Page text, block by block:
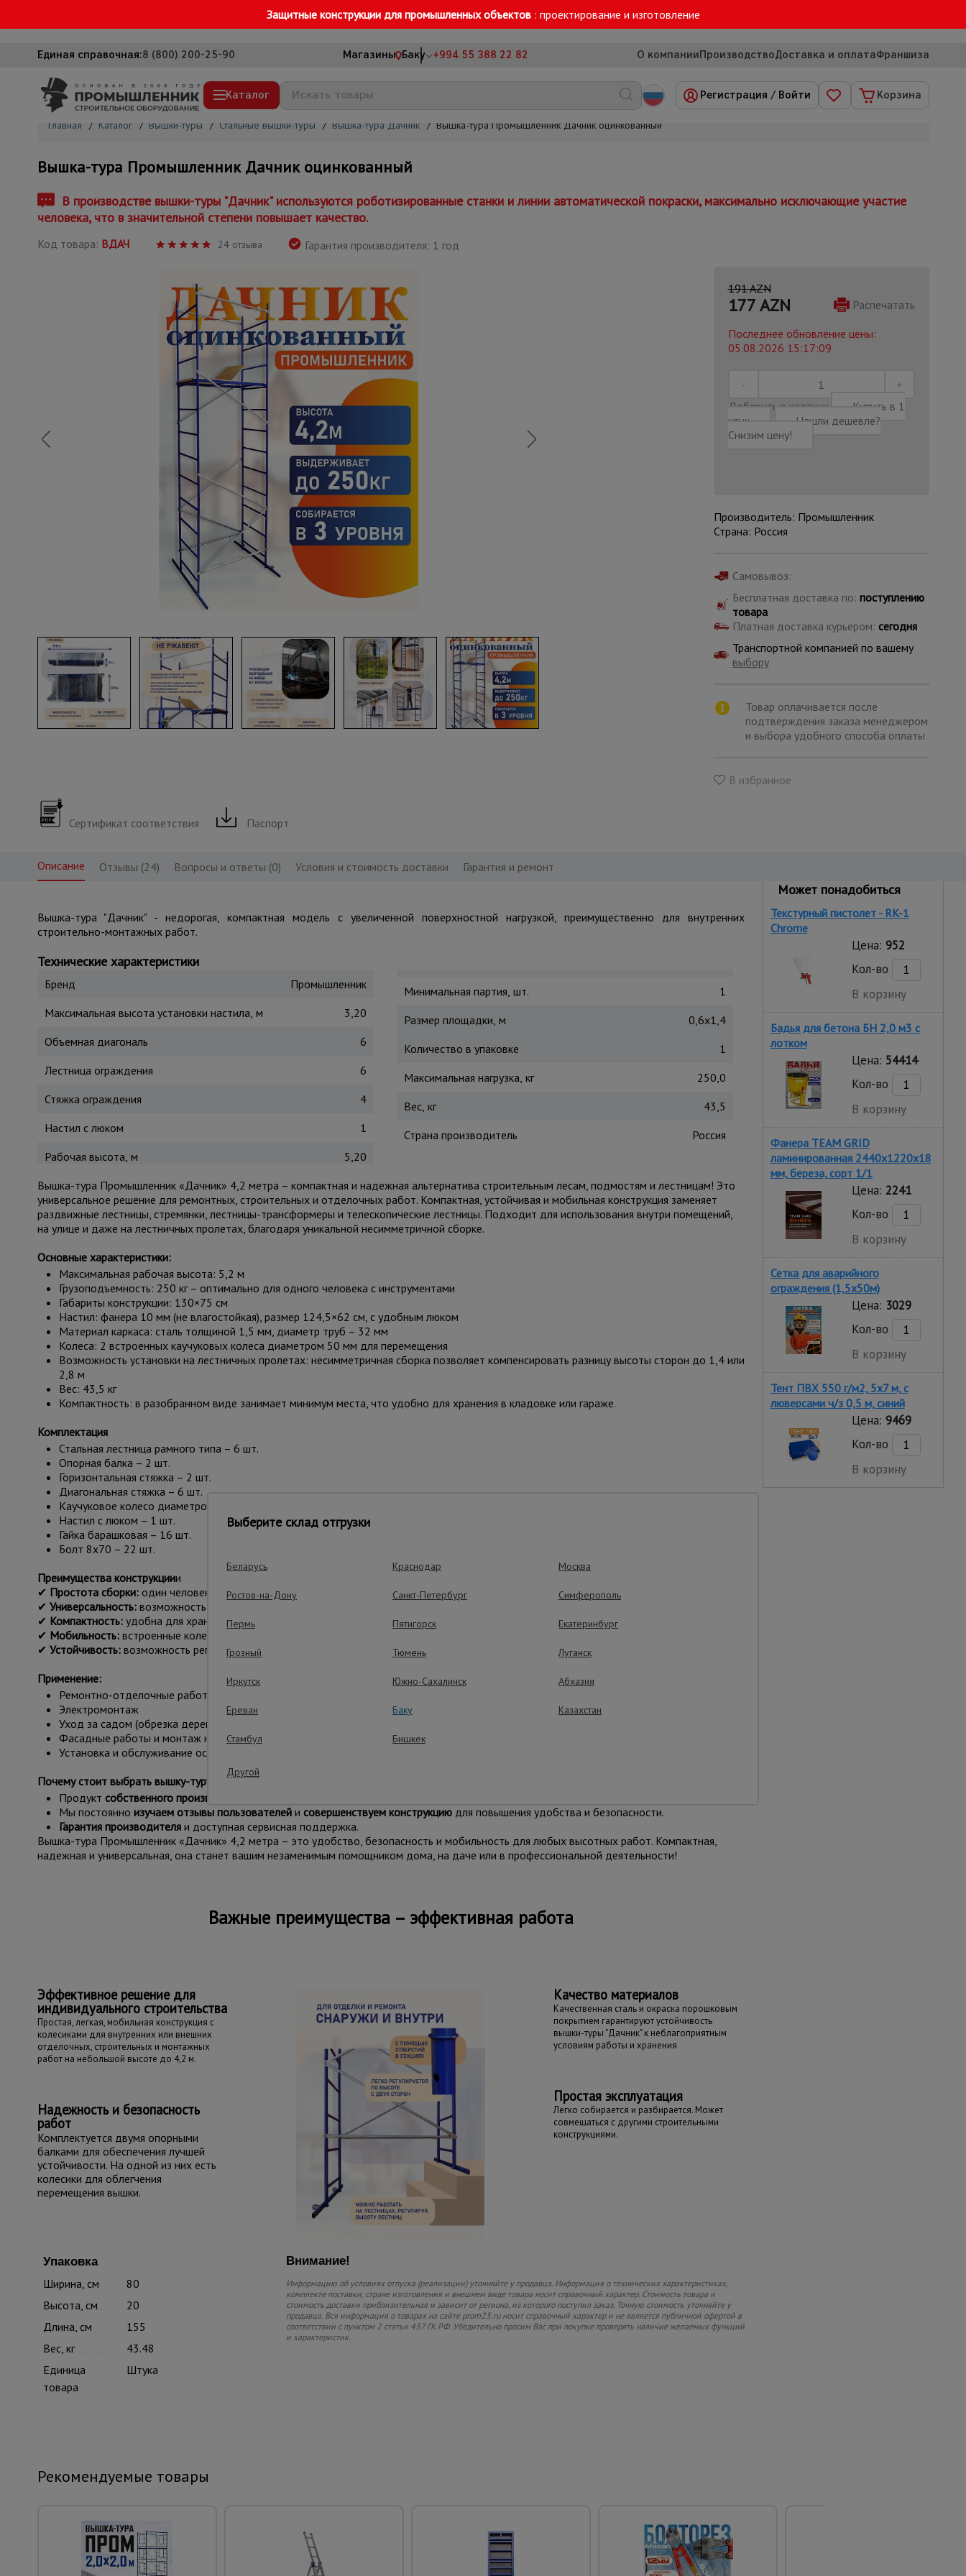
Защитные конструкции для промышленных объектов : проектирование и изготовление
Единая справочная:8 (800) 200-25-90 Магазины Баку +994 55 388 22 82 О компанииПроизводствоДоставка и оплатаФраншиза
Каталог
Вышки-туры
Подмости строительные
Сетка, тенты, брезенты
Строительные подъемники
Мусоропровод строительный
Фанера ламинированная
Опалубка
Вибротехника для строительства
Оборудование для работы с арматурой
Оборудование для бетонных работ
Тачки строительные и садовые
Лестницы и стремянки
Штукатурные комплекты
Сварочные аппараты
Тепловые пушки
Металл и металлообработка
Регистрация / Войти Корзина
Главная / Каталог / Вышки-туры / Стальные вышки-туры / Вышка-тура Дачник / Вышка-тура Промышленник Дачник оцинкованный
Вышка-тура Промышленник Дачник оцинкованный
В производстве вышки-туры "Дачник" используются роботизированные станки и линии автоматической покраски, максимально исключающие участие
человека, что в значительной степени повышает качество.
Код товара: ВДАЧ 24 отзыва Гарантия производителя: 1 год
191 AZN
177AZN
Распечатать
Последнее обновление цены:
05.08.2026 15:17:09
Добавить в корзину
Купить в 1
клик
Нашли дешевле?
Снизим цену!
Производитель: Промышленник
Страна: Россия
Самовывоз:
Бесплатная доставка по: поступлению
товара
Платная доставка курьером: сегодня
Транспортной компанией по вашему
выбору
Товар оплачивается после
подтверждения заказа менеджером
и выбора удобного способа оплаты
В избранное
Сертификат соответствия Паспорт
Описание Отзывы (24) Вопросы и ответы (0) Условия и стоимость доставки Гарантия и ремонт
Вышка-тура "Дачник" - недорогая, компактная модель с увеличенной поверхностной нагрузкой, преимущественно для внутренних
строительно-монтажных работ.
Технические характеристики
Бренд
Промышленник
Максимальная высота установки настила, м
3,20
Объемная диагональ
6
Лестница ограждения
6
Стяжка ограждения
4
Настил с люком
1
Рабочая высота, м
5,20
Минимальная партия, шт.
1
Размер площадки, м
0,6x1,4
Количество в упаковке
1
Максимальная нагрузка, кг
250,0
Вес, кг
43,5
Страна производитель
Россия
Вышка-тура Промышленник «Дачник» 4,2 метра – компактная и надежная альтернатива строительным лесам, подмостям и лестницам! Это
универсальное решение для ремонтных, строительных и отделочных работ. Компактная, устойчивая и мобильная конструкция заменяет
раздвижные лестницы, стремянки, лестницы-трансформеры и телескопические лестницы. Подходит для использования внутри помещений,
на улице и даже на лестничных пролетах, благодаря уникальной несимметричной сборке.
Основные характеристики:
Максимальная рабочая высота: 5,2 м
Грузоподъемность: 250 кг – оптимально для одного человека с инструментами
Габариты конструкции: 130×75 см
Настил: фанера 10 мм (не влагостойкая), размер 124,5×62 см, с удобным люком
Материал каркаса: сталь толщиной 1,5 мм, диаметр труб – 32 мм
Колеса: 2 встроенных каучуковых колеса диаметром 50 мм для перемещения
Возможность установки на лестничных пролетах: несимметричная сборка позволяет компенсировать разницу высоты сторон до 1,4 или
2,8 м
Вес: 43,5 кг
Компактность: в разобранном виде занимает минимум места, что удобно для хранения в кладовке или гараже.
Комплектация
Стальная лестница рамного типа – 6 шт.
Опорная балка – 2 шт.
Горизонтальная стяжка – 2 шт.
Диагональная стяжка – 6 шт.
Каучуковое колесо диаметром 50 мм – 2 шт.
Настил с люком – 1 шт.
Гайка барашковая – 16 шт.
Болт 8х70 – 22 шт.
Преимущества конструкциии
✔ Простота сборки:один человек справляется за 15 минут без использования инструментов.
✔ Универсальность:возможность работы на лестничных пролетах с компенсацией перепадов высоты сторон.
✔ Компактность: удобна для хранения и транспортировки – занимает минимум места в разобранном виде.
✔ Мобильность:встроенные колеса обеспечивают легкое перемещение конструкции по объекту.
✔ Устойчивость:возможность регулировки по высоте для безопасной работы даже на неровных поверхностях.
Применение:
Ремонтно-отделочные работы внутри помещений
Электромонтаж
Уход за садом (обрезка деревьев, установка декора)
Фасадные работы и монтаж на высоте
Установка и обслуживание осветительных приборов
Почему стоит выбрать вышку-туру Промышленник
Продукт собственного производства
Мы постоянно изучаем отзывы пользователейи совершенствуем конструкциюдля повышения удобства и безопасности.
Гарантия производителяи доступная сервисная поддержка.
Вышка-тура Промышленник «Дачник» 4,2 метра – это удобство, безопасность и мобильность для любых высотных работ. Компактная,
надежная и универсальная, она станет вашим незаменимым помощником дома, на даче или в профессиональной деятельности!
Важные преимущества – эффективная работа
Эффективное решение для
индивидуального строительства
Простая, легкая, мобильная конструкция с
колесиками для внутренних или внешних
отделочных, строительных и монтажных
работ на небольшой высоте до 4,2 м.
Надежность и безопасность
работ
Комплектуется двумя опорными
балками для обеспечения лучшей
устойчивости. На одной из них есть
колесики для облегчения
перемещения вышки.
Качество материалов
Качественная сталь и окраска порошковым
покрытием гарантируют устойчивость
вышки-туры "Дачник" к неблагоприятным
условиям работы и хранения
Простая эксплуатация
Легко собирается и разбирается. Может
совмещаться с другими строительными
конструкциями.
Упаковка
Ширина, см
80
Высота, см
20
Длина, см
155
Вес, кг
43.48
Единица
товара
Штука
Внимание!
Информацию об условиях отпуска (реализации) уточняйте у продавца. Информация о технических характеристиках,
комплекте поставки, стране изготовления и внешнем виде товара носит справочный характер. Стоимость товара и
стоимость доставки приблизительная и зависит от региона, из которого поступил заказ. Точную стоимость уточняйте у
продавца. Вся информация о товарах на сайте prom23.ru носит справочный характер и не является публичной офертой в
соответствии с пунктом 2 статьи 437 ГК РФ. Убедительно просим Вас при покупке проверять наличие желаемых функций
и характеристик.
Может понадобиться
Текстурный пистолет - RK-1
Chrome
Цена: 952
Кол-во
В корзину
Бадья для бетона БН 2,0 м3 с
лотком
Цена: 54414
Кол-во
В корзину
Фанера TEAM GRID
ламинированная 2440х1220х18
мм, береза, сорт 1/1
Цена: 2241
Кол-во
В корзину
Сетка для аварийного
ограждения (1,5х50м)
Цена: 3029
Кол-во
В корзину
Тент ПВХ 550 г/м2, 5х7 м, с
люверсами ч/з 0,5 м, синий
Цена: 9469
Кол-во
В корзину
Рекомендуемые товары
Выберите склад отгрузки
Беларусь Краснодар Москва
Ростов-на-Дону Санкт-Петербург Симферополь
Пермь Пятигорск Екатеринбург
Грозный Тюмень Луганск
Иркутск Южно-Сахалинск Абхазия
Ереван Баку Казахстан
Стамбул Бишкек
Другой